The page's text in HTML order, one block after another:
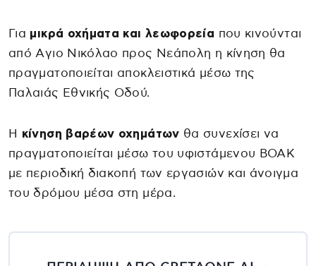
Για μικρά οχήματα και λεωφορεία που κινούνται
από Aγιο Νικόλαο προς Νεάπολη η κίνηση θα
πραγματοποιείται αποκλειστικά μέσω της
Παλαιάς Εθνικής Οδού.
Η κίνηση βαρέων οχημάτων θα συνεχίσει να
πραγματοποιείται μέσω του υφιστάμενου ΒΟΑΚ
με περιοδική διακοπή των εργασιών και άνοιγμα
του δρόμου μέσα στη μέρα.